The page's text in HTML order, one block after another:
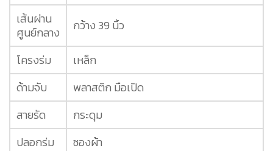
เส้นผ่าน
ศูนย์กลาง
กว้าง 39 นิ้ว
โครงร่ม
เหล็ก
ด้ามจับ
พลาสติก มือเปิด
สายรัด
กระดุม
ปลอกร่ม
ซองผ้า